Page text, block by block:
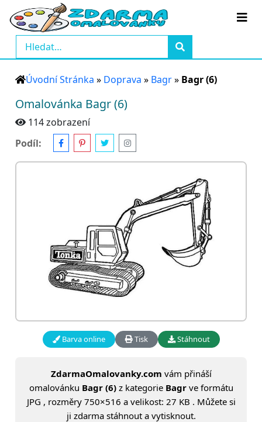
Úvodní Stránka » Doprava » Bagr» Bagr (6)
Omalovánka Bagr (6)
114 zobrazení
Podíl:
Barva online Tisk Stáhnout
ZdarmaOmalovanky.com vám přináší
omalovánku Bagr (6)z kategorie Bagrve formátu
JPG , rozměry 750×516 a velikost: 27 KB . Můžete si
ji zdarma stáhnout a vytisknout.